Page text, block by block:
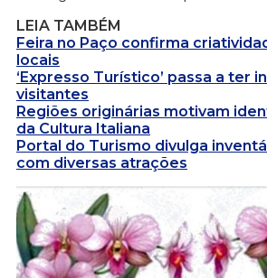
LEIA TAMBÉM
Feira no Paço confirma
locais
‘Expresso Turístico’ passa a ter
visitantes
Regiões originárias motivam
da Cultura Italiana
Portal do Turismo divulga
com diversas atrações